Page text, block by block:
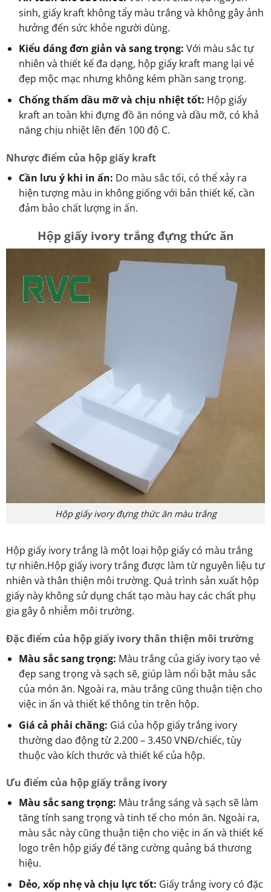
sinh, giấy kraft không tẩy màu trắng và không gây ảnh
hưởng đến sức khỏe người dùng.
Kiểu dáng đơn giản và sang trọng: Với màu sắc tự
nhiên và thiết kế đa dạng, hộp giấy kraft mang lại vẻ
đẹp mộc mạc nhưng không kém phần sang trọng.
Chống thấm dầu mỡ và chịu nhiệt tốt: Hộp giấy
kraft an toàn khi đựng đồ ăn nóng và dầu mỡ, có khả
năng chịu nhiệt lên đến 100 độ C.
Nhược điểm của hộp giấy kraft
Cần lưu ý khi in ấn: Do màu sắc tối, có thể xảy ra
hiện tượng màu in không giống với bản thiết kế, cần
đảm bảo chất lượng in ấn.
Hộp giấy ivory trắng đựng thức ăn
Hộp giấy ivory đựng thức ăn màu trắng
Hộp giấy ivory trắng là một loại hộp giấy có màu trắng
tự nhiên.Hộp giấy ivory trắng được làm từ nguyên liệu tự
nhiên và thân thiện môi trường. Quá trình sản xuất hộp
giấy này không sử dụng chất tạo màu hay các chất phụ
gia gây ô nhiễm môi trường.
Đặc điểm của hộp giấy ivory thân thiện môi trường
Màu sắc sang trọng: Màu trắng của giấy ivory tạo vẻ
đẹp sang trọng và sạch sẽ, giúp làm nổi bật màu sắc
của món ăn. Ngoài ra, màu trắng cũng thuận tiện cho
việc in ấn và thiết kế thông tin trên hộp.
Giá cả phải chăng: Giá của hộp giấy trắng ivory
thường dao động từ 2.200 – 3.450 VNĐ/chiếc, tùy
thuộc vào kích thước và thiết kế của hộp.
Ưu điểm của hộp giấy trắng ivory
Màu sắc sang trọng: Màu trắng sáng và sạch sẽ làm
tăng tính sang trọng và tinh tế cho món ăn. Ngoài ra,
màu sắc này cũng thuận tiện cho việc in ấn và thiết kế
logo trên hộp giấy để tăng cường quảng bá thương
hiệu.
Dẻo, xốp nhẹ và chịu lực tốt: Giấy trắng ivory có đặc